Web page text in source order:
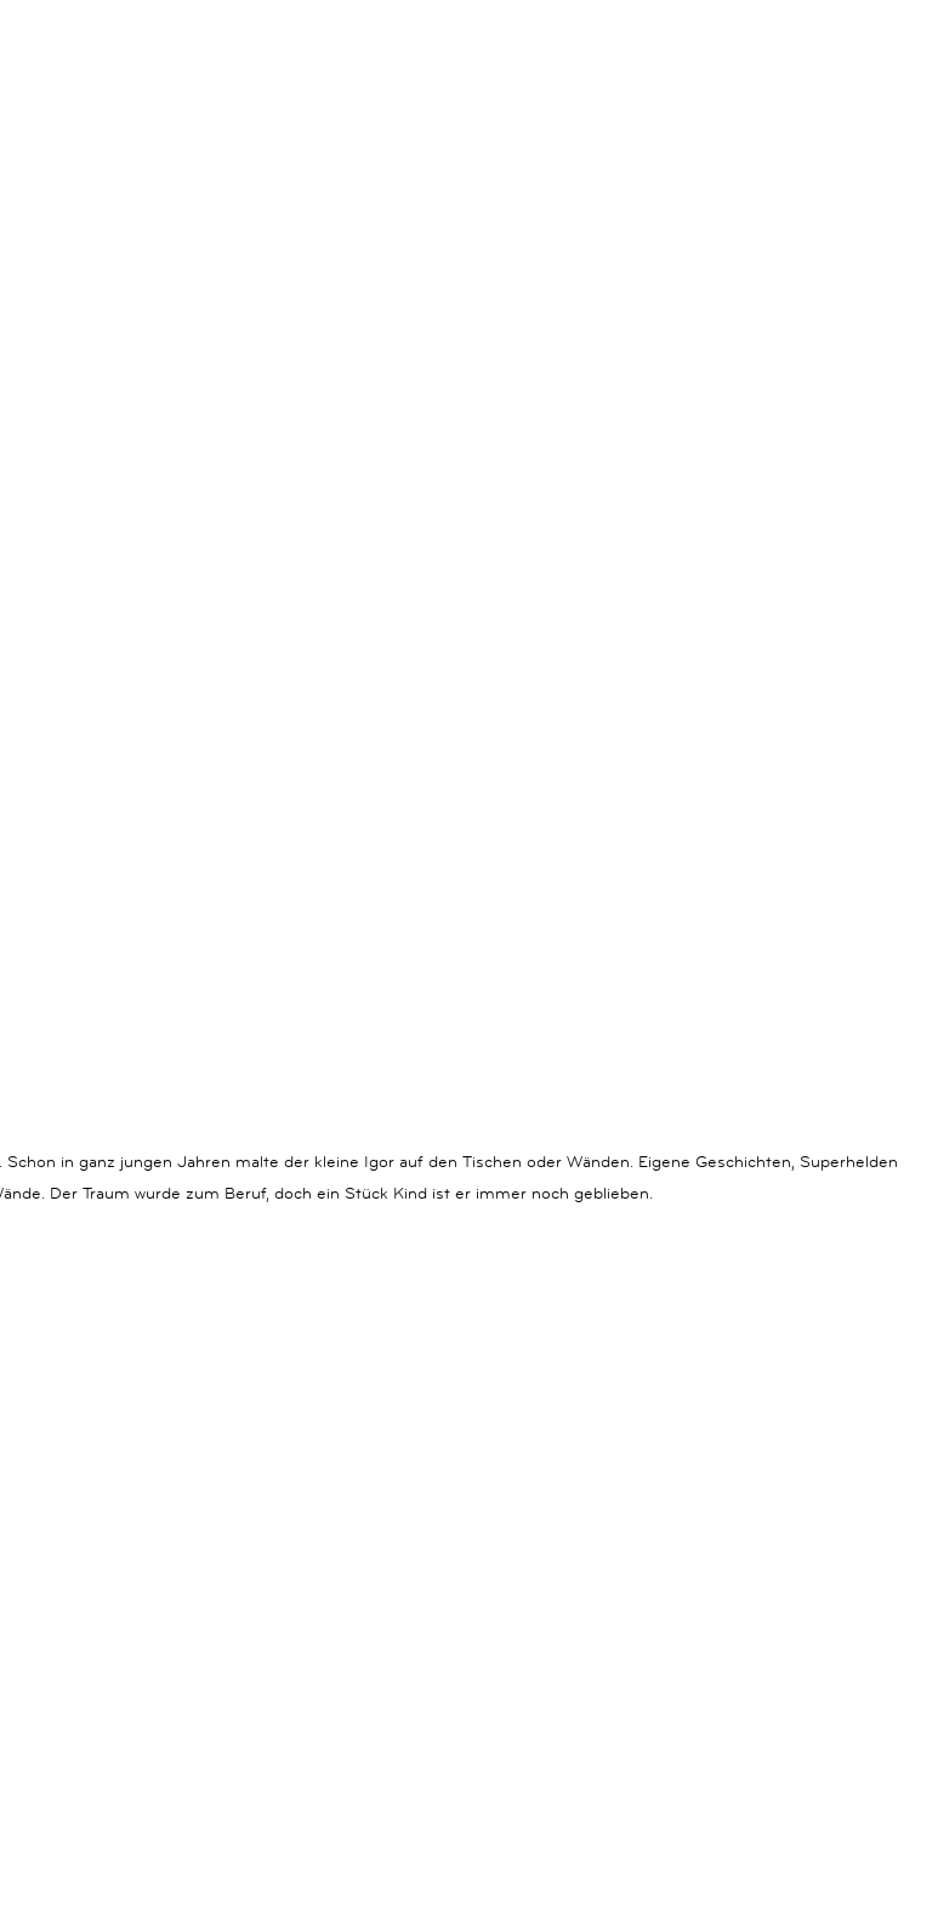
in ganz jungen Jahren malte der kleine Igor auf den Tischen oder Wänden. Eigene Geschichten, Superhelden
Der Traum wurde zum Beruf, doch ein Stück Kind ist er immer noch geblieben.